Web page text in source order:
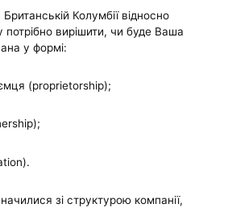
Колумбії відносно
потрібно вирішити, чи буде Ваша
у формі:
(proprietorship);
зі структурою компанії,